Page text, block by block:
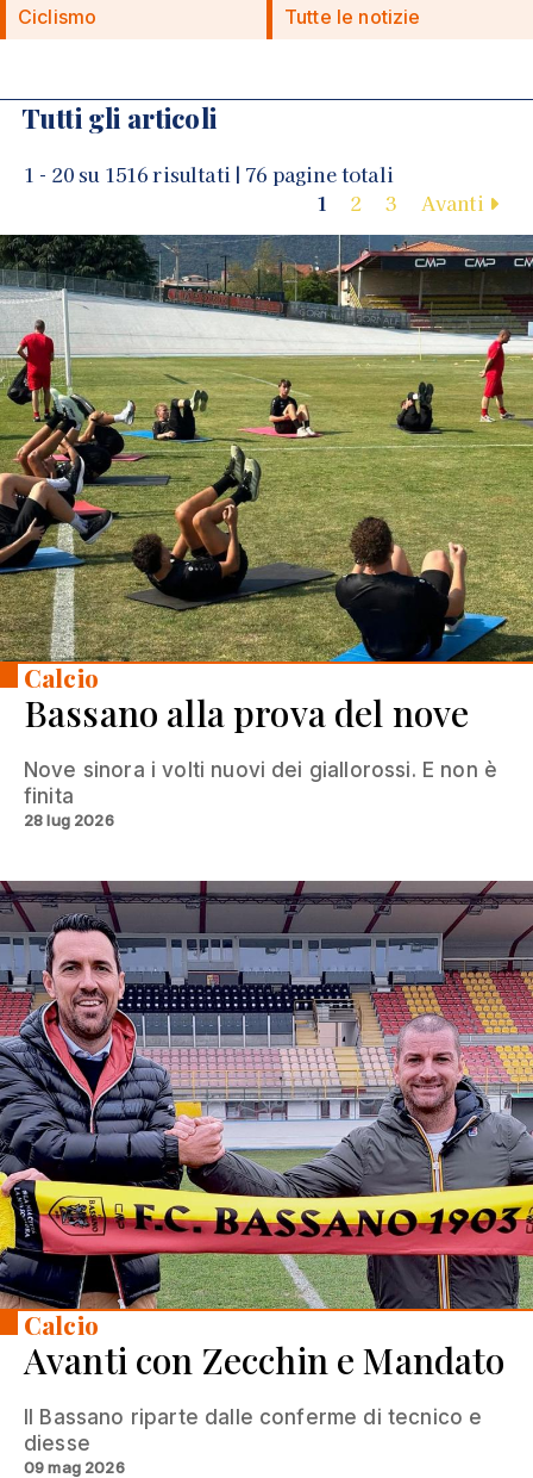
Ciclismo Tutte le notizie
Tutti gli articoli
1 - 20 su 1516 risultati | 76 pagine totali
1
2 3 Avanti
Calcio
Bassano alla prova del nove
Nove sinora i volti nuovi dei giallorossi. E non è
finita
28 lug 2026
Calcio
Avanti con Zecchin e Mandato
Il Bassano riparte dalle conferme di tecnico e
diesse
09 mag 2026